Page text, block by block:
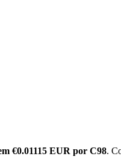
€0.01115 EUR por C98.